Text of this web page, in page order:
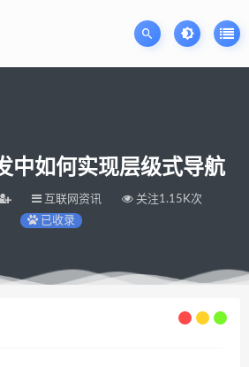
中如何实现层级式导航
互联网资讯
关注1.15K次
已收录
>在android开发中如何实现层级式导航